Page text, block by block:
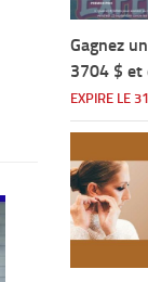
Gagnez
3704 $ et
EXPIRE LE